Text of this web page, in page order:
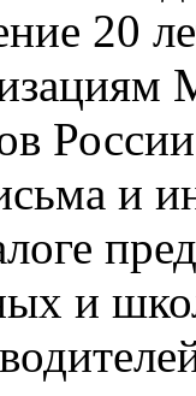
20
и
и